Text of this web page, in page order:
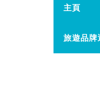
主頁
旅遊品牌